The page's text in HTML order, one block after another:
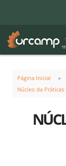
Página Inicial
Núcleo da Práticas